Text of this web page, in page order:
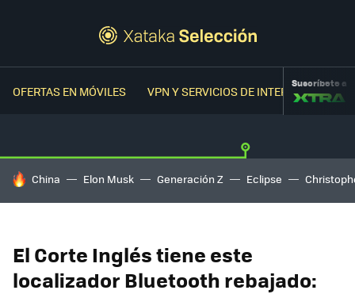
OFERTAS EN MÓVILES VPN Y SERVICIOS DE INTERNETSuscríbete a
HOY SE HABLA DE
China Elon Musk Generación Z Eclipse
El Corte Inglés tiene este
localizador Bluetooth rebajado: